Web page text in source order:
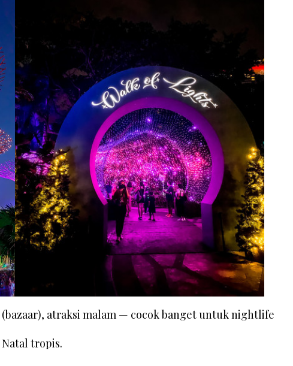
atraksi malam — cocok banget untuk nightlife
tropis.